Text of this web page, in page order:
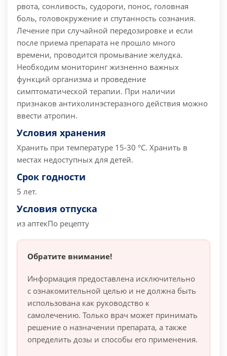
рвота, сонливость, судороги, понос, головная
боль, головокружение и спутанность сознания.
Лечение при случайной передозировке и если
после приема препарата не прошло много
времени, проводится промывание желудка.
Необходим мониторинг жизненно важных
функций организма и проведение
симптоматической терапии. При наличии
признаков антихолинэстеразного действия можно
ввести атропин.
Условия хранения
Хранить при температуре 15-30 °С. Хранить в
местах недоступных для детей.
Срок годности
5 лет.
Условия отпуска
из аптекПо рецепту
Обратите внимание!
Информация предоставлена исключительно
с ознакомительной целью и не должна быть
использована как руководство к
самолечению. Только врач может принимать
решение о назначении препарата, а также
определить дозы и способы его применения.